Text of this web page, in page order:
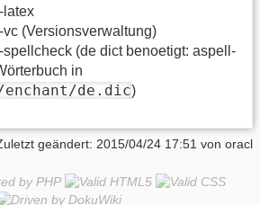
latex
(Versionsverwaltung)
(de dict benoetigt: aspell-
in
de.dic)
geändert: 2015/04/24 17:51 von oracl